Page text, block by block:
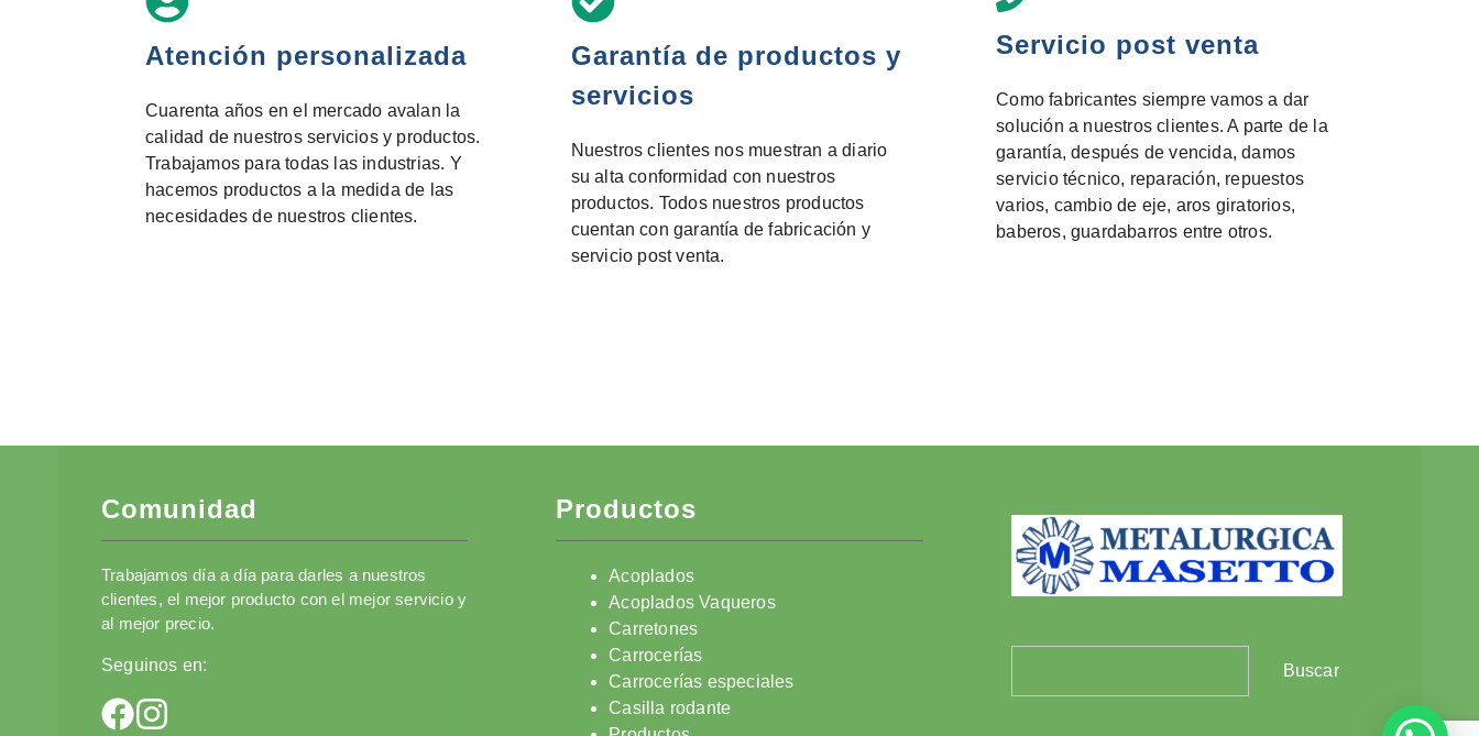
Atención personalizada
Cuarenta años en el mercado avalan la
calidad de nuestros servicios y productos.
Trabajamos para todas las industrias. Y
hacemos productos a la medida de las
necesidades de nuestros clientes.
Garantía de productos y
servicios
Nuestros clientes nos muestran a diario
su alta conformidad con nuestros
productos. Todos nuestros productos
cuentan con garantía de fabricación y
servicio post venta.
Servicio post venta
Como fabricantes siempre vamos a dar
solución a nuestros clientes. A parte de la
garantía, después de vencida, damos
servicio técnico, reparación, repuestos
varios, cambio de eje, aros giratorios,
baberos, guardabarros entre otros.
Comunidad
Trabajamos día a día para darles a nuestros
clientes, el mejor producto con el mejor servicio y
al mejor precio.
Seguinos en:
Productos
Acoplados
Acoplados Vaqueros
Carretones
Carrocerías
Carrocerías especiales
Casilla rodante
Buscar